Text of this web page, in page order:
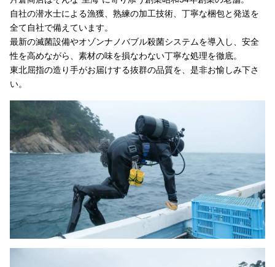
自社の潜水士による漁獲、熟練の加工技術、丁寧な梱包と発送を
全て自社で備えています。
最新の滅菌設備やオゾンナノバブル殺菌システムを導入し、安全
性を高めながら、素材の味を損なわない丁寧な処理を徹底。
東北屈指の造り手がお届けする抜群の品質を、是非お愉しみ下さ
い。